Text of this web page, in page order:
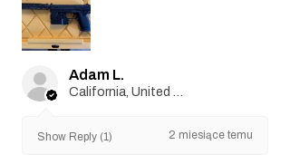
Adam L.
Show Reply (1) 2 miesiące temu